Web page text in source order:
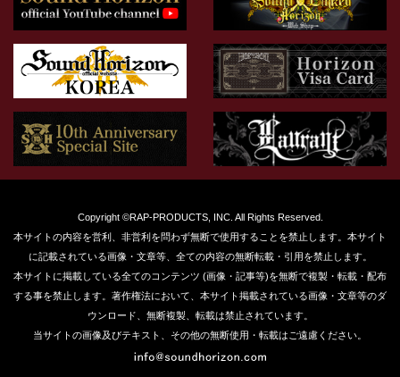
Copyright ©RAP-PRODUCTS, INC. All Rights Reserved.
本サイトの内容を営利、非営利を問わず無断で使用することを禁止します。本サイト
に記載されている画像・文章等、全ての内容の無断転載・引用を禁止します。
本サイトに掲載している全てのコンテンツ (画像・記事等)を無断で複製・転載・配布
する事を禁止します。著作権法において、本サイト掲載されている画像・文章等のダ
ウンロード、無断複製、転載は禁止されています。
当サイトの画像及びテキスト、その他の無断使用・転載はご遠慮ください。